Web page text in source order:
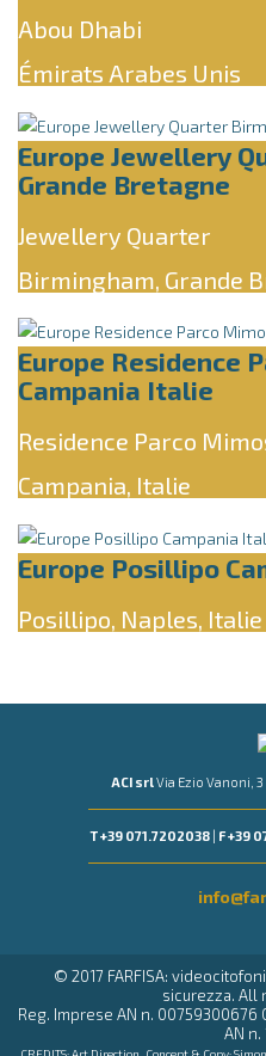
Abou Dhabi
Émirats Arabes Unis
Europe Jewellery
Grande Bretagne
Jewellery Quarter
Birmingham, Grande
Europe Residence
Campania Italie
Residence Parco
Campania, Italie
Europe Posillipo
Posillipo, Naples, Italie
ACI srlVia Ezio Vanoni, 3
T +39 071.7202038| F +39
© 2017 FARFISA:
sicurezza. All
Reg. Imprese AN n. 00759300676
AN n.